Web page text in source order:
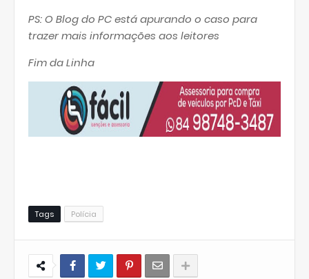
PS: O Blog do PC está apurando o caso para
trazer mais informações aos leitores
Fim da Linha
Tags Polícia